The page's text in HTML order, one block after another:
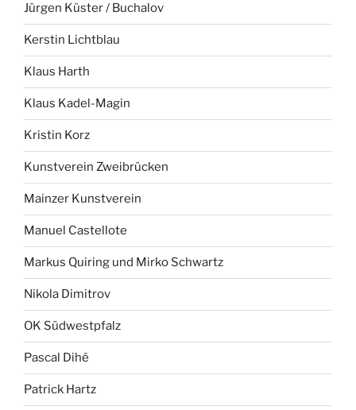
Jürgen Küster / Buchalov
Kerstin Lichtblau
Klaus Harth
Klaus Kadel-Magin
Kristin Korz
Kunstverein Zweibrücken
Mainzer Kunstverein
Manuel Castellote
Markus Quiring und Mirko Schwartz
Nikola Dimitrov
OK Südwestpfalz
Pascal Dihé
Patrick Hartz